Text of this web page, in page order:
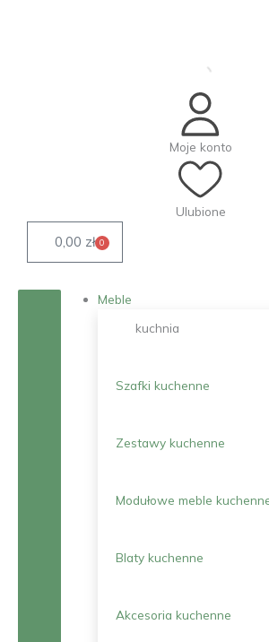
Moje konto
Ulubione
0,00 zł 0
Wózek
Meble
kuchnia
Szafki kuchenne
Zestawy kuchenne
Modułowe meble
Blaty kuchenne
Akcesoria kuchenne